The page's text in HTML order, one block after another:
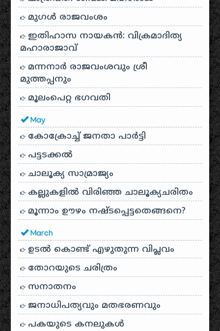
മുഗൾ രാജവംശം
ഇതിഹാസ നായകൻ: വിക്രമാദിത്യ
മഹാരാജാവ്
മന്നനാർ രാജവംശവും ശ്രീ
മുത്തപ്പനും
മൂലംപെറ്റ ഭഗവതി
May
കോക്രോച്ച് ജനതാ പാർട്ടി
പട്ടടക്കൽ
ചാലൂക്യ സാമ്രാജ്യം
കല്ലുകളിൽ വിരിഞ്ഞ ചാലൂക്യചരിതം
മൂന്നാം ഊഴം നഷ്ടപ്പെട്ടതെങ്ങനെ?
March
ഉടൽ കൊണ്ട് എഴുതുന്ന വിപ്ലവം
തോറയുടെ ചരിത്രം
സനാതനം
ജനാധിപത്യവും മതഭരണവും
പകയുടെ കനലുകൾ